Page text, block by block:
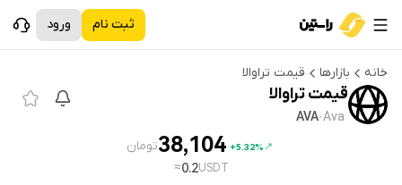
ثبت نام ورود
خانه بازارها قیمت تراوالا
قیمتتراوالا
Ava
·
AVA
5.32%+
38,104تومان
USDT
0.2
≈